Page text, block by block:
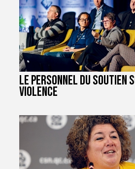
Le personnel du soutien
violence